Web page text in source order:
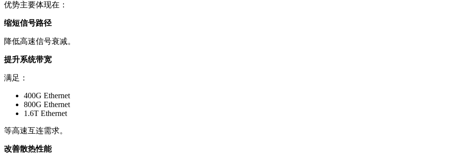
优势主要体现在：
缩短信号路径
降低高速信号衰减。
提升系统带宽
满足：
400G Ethernet
800G Ethernet
1.6T Ethernet
等高速互连需求。
改善散热性能